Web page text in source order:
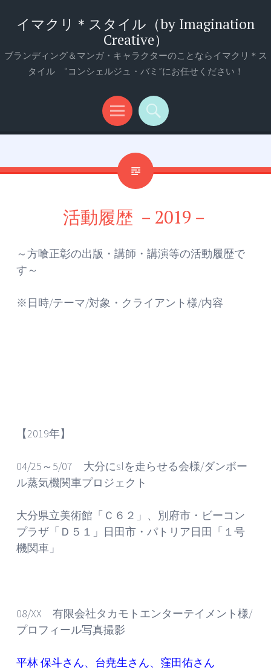
イマクリ＊スタイル（by Imagination
Creative）
ブランディング＆マンガ・キャラクターのことならイマクリ＊ス
タイル “コンシェルジュ・バミ”にお任せください！
メ
ュ
検
活動履歴 －2019－
～方喰正彰の出版・講師・講演等の活動履歴で
す～
※日時/テーマ/対象・クライアント様/内容
【2019年】
04/25～5/07 大分にslを走らせる会様/ダンボー
ル蒸気機関車プロジェクト
大分県立美術館「Ｃ６２」、別府市・ビーコン
プラザ「Ｄ５１」日田市・パトリア日田「１号
機関車」
08/XX 有限会社タカモトエンターテイメント様/
プロフィール写真撮影
平林 保斗さん、台尭生さん、窪田佑さん